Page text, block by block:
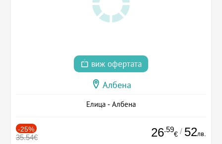
виж офертата
Албена
Елица - Албена
-25%
35.54€ 26.59
€ / 52лв.